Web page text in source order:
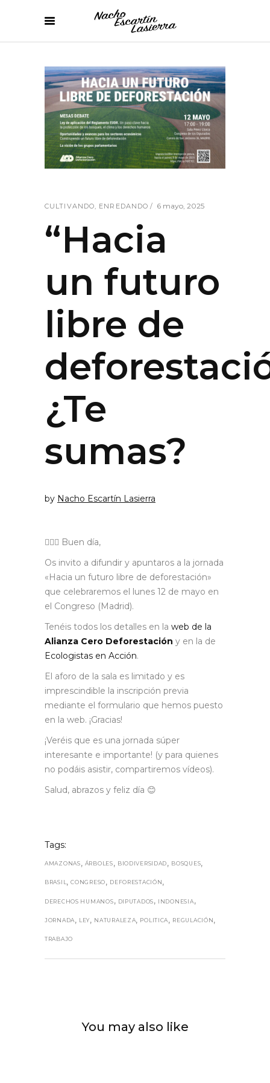
CULTIVANDO ENREDANDO 6 mayo, 2025
“Hacia
un futuro
libre de
¿Te
sumas?
by Nacho Escartín Lasierra
🙋🏼‍♂️ Buen día,
Os invito a difundir y apuntaros a la jornada
«Hacia un futuro libre de deforestación»
que celebraremos el lunes 12 de mayo en
el Congreso (Madrid).
Tenéis todos los detalles en la web de la
Alianza Cero Deforestación y en la de
Ecologistas en Acción.
El aforo de la sala es limitado y es
imprescindible la inscripción previa
mediante el formulario que hemos puesto
en la web. ¡Gracias!
¡Veréis que es una jornada súper
interesante e importante! (y para quienes
no podáis asistir, compartiremos vídeos).
Salud, abrazos y feliz día 😊
Tags:
AMAZONAS, ÁRBOLES, BIODIVERSIDAD, BOSQUES,
BRASIL,CONGRESO, DEFORESTACIÓN ,
DERECHOS HUMANOS, DIPUTADOS, INDONESIA,
JORNADA, LEY, NATURALEZA, POLITICA, REGULACIÓN,
TRABAJO
You may also like